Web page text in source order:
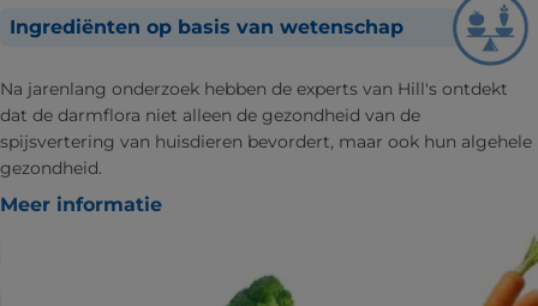
Ingrediënten op basis van wetenschap
Na jarenlang onderzoek hebben de experts van Hill's ontdekt
dat de darmflora niet alleen de gezondheid van de
spijsvertering van huisdieren bevordert, maar ook hun algehele
gezondheid.
Meer informatie